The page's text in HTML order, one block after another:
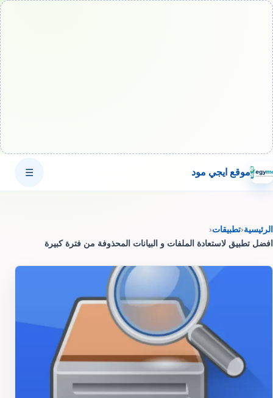
موقع ايجي مود ☰
الرئيسية‹تطبيقات‹
افضل تطبيق لاستعادة الملفات و البيانات المحذوفة من فترة كبيرة